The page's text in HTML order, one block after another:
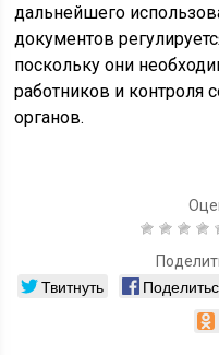
дальнейшего
документов
поскольку они
работников и контроля
органов.
Твитнуть